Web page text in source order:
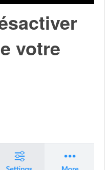
votre